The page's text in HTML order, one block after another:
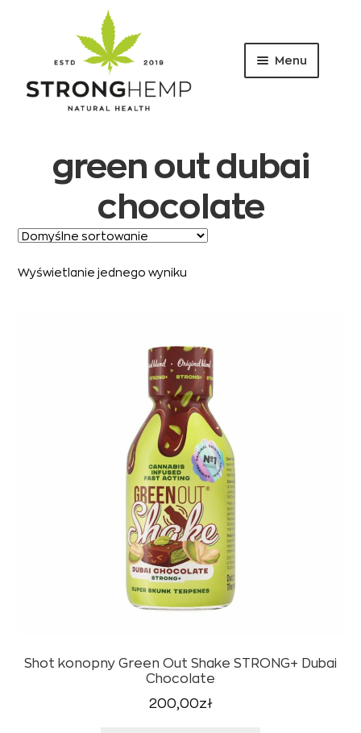
Przejdź
do
nawigacji
Przejdź
do
Menu
green out dubai
chocolate
Wyświetlanie jednego wyniku
Shot konopny Green Out Shake STRONG+ Dubai
Chocolate
200,00zł